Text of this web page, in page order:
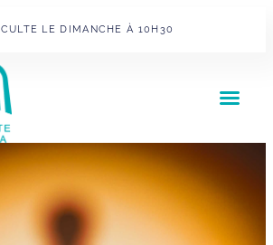
CULTE LE DIMANCHE À 10H30